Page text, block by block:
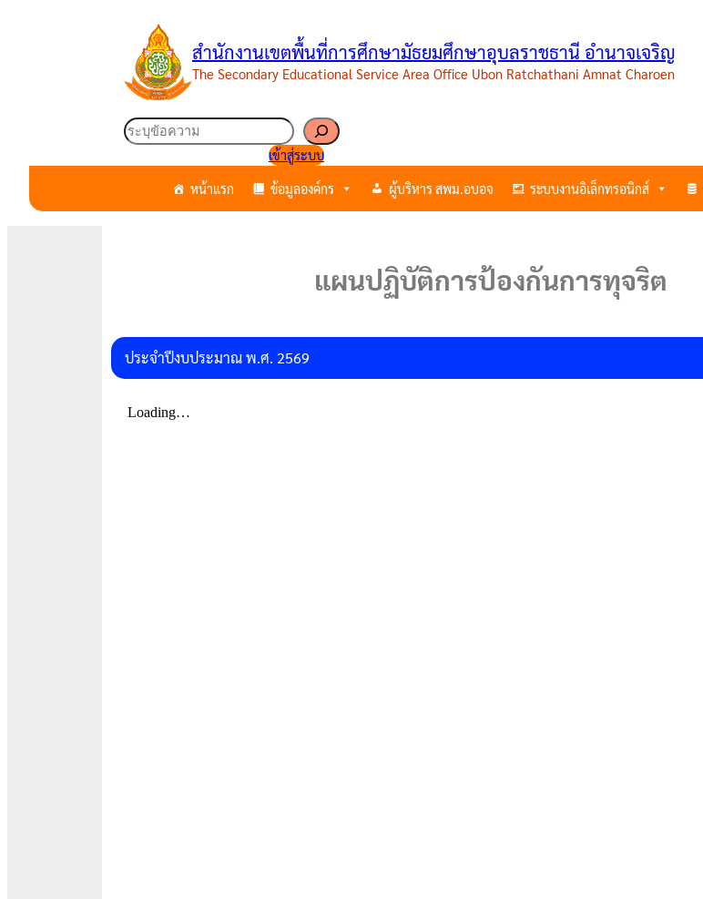
สำนักงานเขตพื้นที่การศึกษามัธยมศึกษาอุบลราชธานี อำนาจเจริญ
The Secondary Educational Service Area Office Ubon Ratchathani Amnat Charoen
เข้าสู่ระบบ
หน้าแรก ข้อมูลองค์กร ผู้บริหาร สพม.อบอจ ระบบงานอิเล็กทรอนิกส์
แผนปฏิบัติการป้องกันการทุจริต
ประจำปีงบประมาณ พ.ศ. 2569